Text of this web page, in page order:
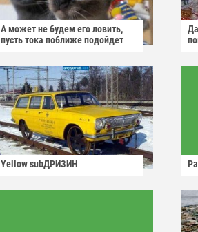
А может не будем его ловить,
пусть тока поближе подойдет
Yellow subДРИЗИН